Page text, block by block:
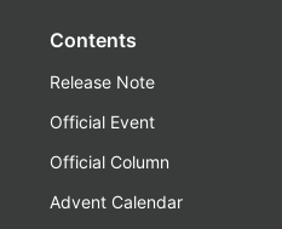
Contents
Release Note
Official Event
Official Column
Advent Calendar